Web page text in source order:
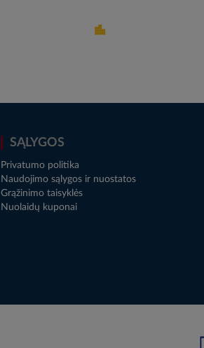
SĄLYGOS
Privatumo politika
Naudojimo sąlygos ir nuostatos
Grąžinimo taisyklės
Nuolaidų kuponai